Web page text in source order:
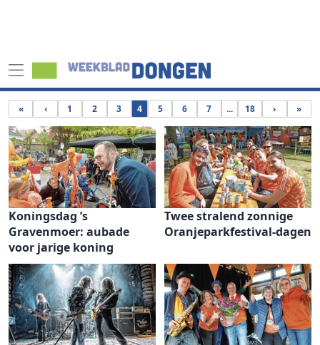
« ‹ 1 2 3 4 5 6 7 ... 18 › »
Koningsdag ’s
Gravenmoer: aubade
voor jarige koning
Twee stralend zonnige
Oranjeparkfestival-dagen